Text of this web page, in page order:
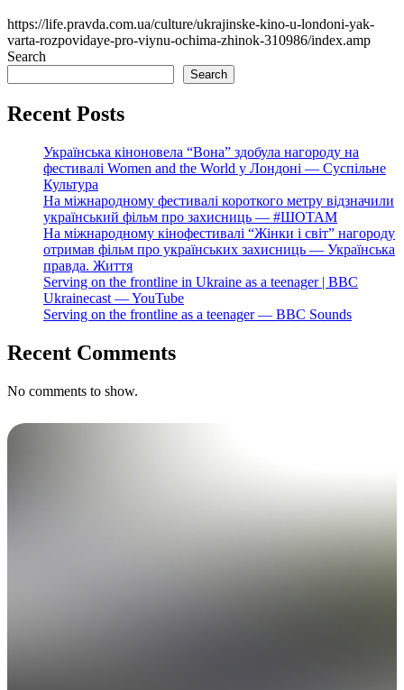
https://life.pravda.com.ua/culture/ukrajinske-kino-u-londoni-yak-
varta-rozpovidaye-pro-viynu-ochima-zhinok-310986/index.amp
Search
Search
Recent Posts
Українська кіноновела “Вона” здобула нагороду на
фестивалі Women and the World у Лондоні — Суспільне
Культура
На міжнародному фестивалі короткого метру відзначили
український фільм про захисниць — #ШОТАМ
На міжнародному кінофестивалі “Жінки і світ” нагороду
отримав фільм про українських захисниць — Українська
правда. Життя
Serving on the frontline in Ukraine as a teenager | BBC
Ukrainecast — YouTube
Serving on the frontline as a teenager — BBC Sounds
Recent Comments
No comments to show.